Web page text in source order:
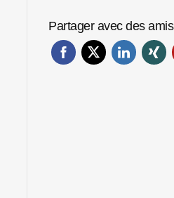
Partager avec des amis